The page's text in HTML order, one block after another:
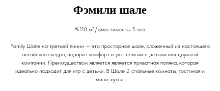
Фэмили шале
↸110 м² / вместимость: 5 чел.
Family Шале на третьей линии — это просторное шале, сложенный из настоящего
алтайского кедра, подарит комфорт и уют семьям с детьми или дружной
компании. Преимуществом является является приватная поляна, которая
идеально подходит для игр с детьми. В Шале 2 спальные комнаты, гостиная и
мини-кухня.